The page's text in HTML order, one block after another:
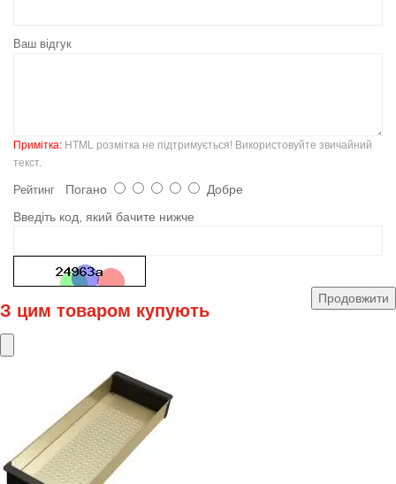
Ваш відгук
Примітка: HTML розмітка не підтримується! Використовуйте звичайний
текст.
Рейтинг Погано
Добре
Введіть код, який бачите нижче
Продовжити
З цим товаром купують